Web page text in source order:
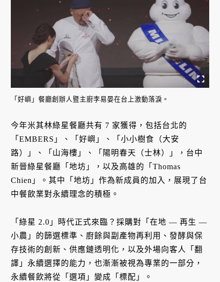
「好嶼」餐廳創辦人暨主廚李易晏在台上激動落淚。
今年米其林綠星餐廳共有 7 家獲得，包括台北的
「EMBERS」、「好嶼」、「小小樹食（大安
路）」、「山海樓」、「陽明春天（士林）」，台中
新晉綠星餐廳「地坊」，以及高雄的「Thomas
Chien」。其中「地坊」作為新成員的加入，展現了台
中餐飲業對永續理念的積極。
「綠星 2.0」時代正式來臨？採購對「在地 — 再生 —
小農」的篩選標準、廚餘與副產物再利用、發酵與保
存技術的創新、供應鏈透明化，以及外場向客人「翻
譯」永續選擇的能力，也漸漸被視為專業的一部分，
永續餐飲將從「選項」變成「標配」。